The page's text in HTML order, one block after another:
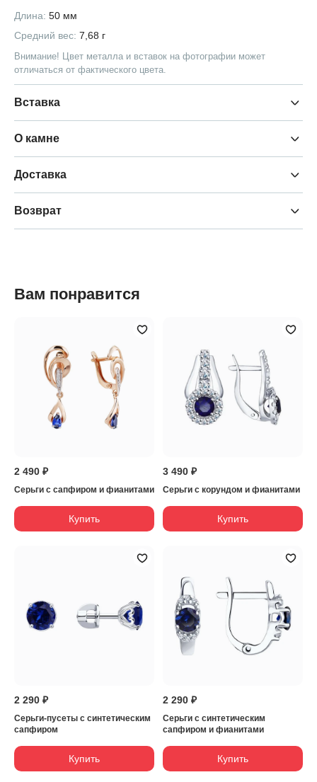
Длина: 50 мм
Средний вес: 7,68 г
Внимание! Цвет металла и вставок на фотографии может
отличаться от фактического цвета.
Вставка
О камне
Доставка
Возврат
Вам понравится
2 490 ₽
Серьги с сапфиром и фианитами
Купить
3 490 ₽
Серьги с корундом и фианитами
Купить
2 290 ₽
Серьги-пусеты с синтетическим
сапфиром
Купить
2 290 ₽
Серьги с синтетическим
сапфиром и фианитами
Купить